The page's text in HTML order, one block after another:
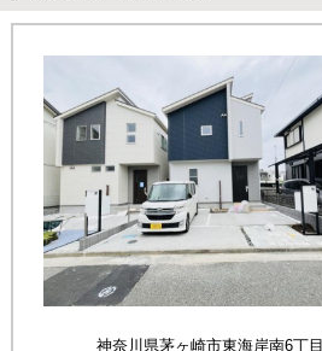
神奈川県茅ヶ崎市東海岸南6丁目